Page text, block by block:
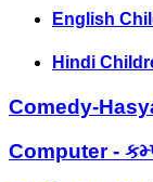
English
Hindi
Comedy-
Computer -